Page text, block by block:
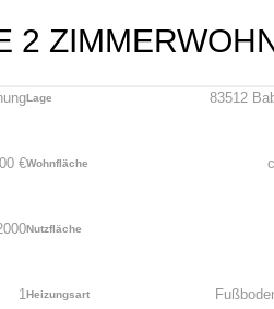
2
Lage 83512
€Wohnfläche
Nutzfläche
1Heizungsart